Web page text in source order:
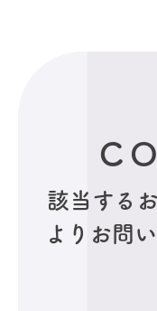
該当する
より お問